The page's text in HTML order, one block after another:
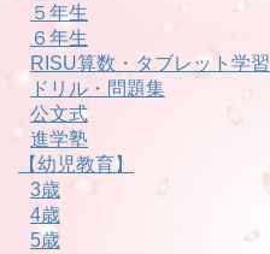
５年生
６年生
RISU算数・タブレット学習
ドリル・問題集
公文式
進学塾
【幼児教育】
3歳
4歳
5歳